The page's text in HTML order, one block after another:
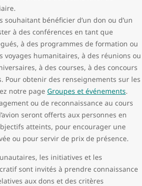
souhaitant bénéficier d’un don ou d’un
à des conférences en tant que
à des programmes de formation ou
voyages humanitaires, à des réunions ou
à des courses, à des concours
Pour obtenir des renseignements sur les
notre page Groupes et événements.
ou de reconnaissance au cours
seront offerts aux personnes en
atteints, pour encourager une
ou pour servir de prix de présence.
les initiatives et les
sont invités à prendre connaissance
aux dons et des critères